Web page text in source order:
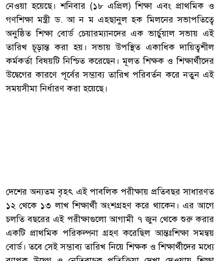
নেওয়া হয়েছে। শনিবার (১৮ এপ্রিল) শিক্ষা এবং প্রাথমিক ও
গণশিক্ষা মন্ত্রী ড. আ ন ম এহছানুল হক মিলনের সভাপতিত্বে
অনুষ্ঠিত শিক্ষা বোর্ড চেয়ারম্যানদের এক ভার্চুয়াল সভায় এই
তারিখ চূড়ান্ত করা হয়। সভায় উপস্থিত একাধিক দায়িত্বশীল
কর্মকর্তা বিষয়টি নিশ্চিত করেছেন। মূলত শিক্ষক ও শিক্ষার্থীদের
উদ্বেগের কারণে পূর্বের সম্ভাব্য তারিখ পরিবর্তন করে নতুন এই
সময়সীমা নির্ধারণ করা হয়েছে।
দেশের অন্যতম বৃহৎ এই পাবলিক পরীক্ষায় প্রতিবছর সাধারণত
১২ থেকে ১৩ লাখ শিক্ষার্থী অংশগ্রহণ করে থাকেন। এর আগে
চলতি বছরের এই পরীক্ষাগুলো আগামী ৭ জুন থেকে শুরু করার
একটি প্রাথমিক পরিকল্পনা গ্রহণ করেছিল আন্তঃশিক্ষা সমন্বয়
বোর্ড। তবে সেই সম্ভাব্য তারিখ নিয়ে শিক্ষক ও শিক্ষার্থীদের মধ্যে